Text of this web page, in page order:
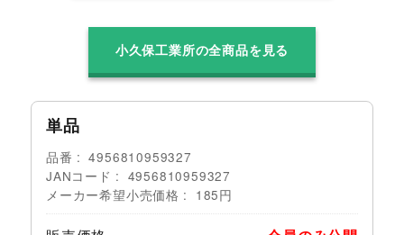
小久保工業所の全商品を見る
単品
品番
4956810959327
JANコード
4956810959327
メーカー希望小売価格
185円